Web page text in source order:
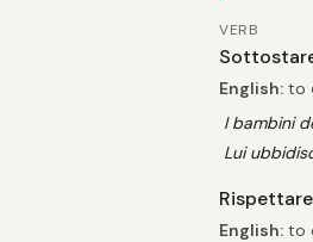
VERB
English: to
I bambini
Lui
English: to